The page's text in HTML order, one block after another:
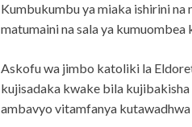
Kumbukumbu ya miaka ishirini
matumaini na sala ya
Askofu wa jimbo katoliki la
kujisadaka kwake bila kujibakisha
ambavyo vitamfanya